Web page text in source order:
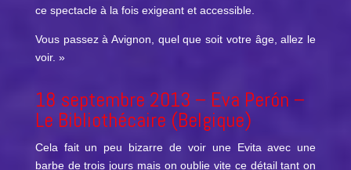
ce spectacle à la fois exigeant et accessible.
Vous passez à Avignon, quel que soit votre âge, allez le
voir. »
18 septembre 2013 – Eva Perón –
Le Bibliothécaire (Belgique)
Cela fait un peu bizarre de voir une Evita avec une
barbe de trois jours mais on oublie vite ce détail tant on